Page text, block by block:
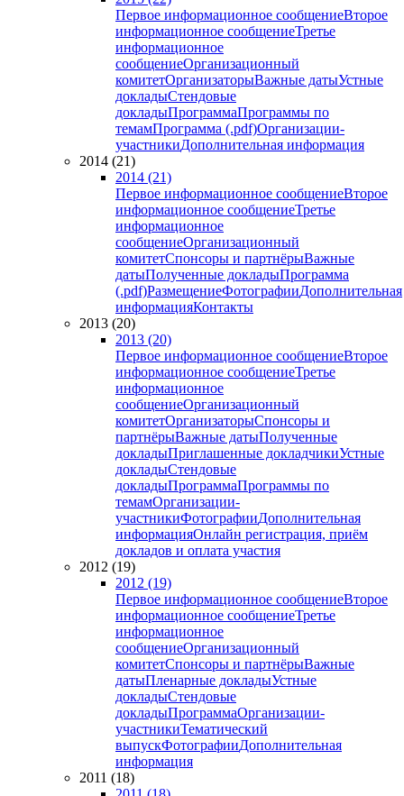
Первое информационное сообщениеВторое
информационное сообщениеТретье
информационное
сообщениеОрганизационный
комитетОрганизаторыВажные датыУстные
докладыСтендовые
докладыПрограммаПрограммы по
темамПрограмма (.pdf)Организации-
участникиДополнительная информация
2014 (21)
2014 (21)
Первое информационное сообщениеВторое
информационное сообщениеТретье
информационное
сообщениеОрганизационный
комитетСпонсоры и партнёрыВажные
датыПолученные докладыПрограмма
(.pdf)РазмещениеФотографииДополнительная
информацияКонтакты
2013 (20)
2013 (20)
Первое информационное сообщениеВторое
информационное сообщениеТретье
информационное
сообщениеОрганизационный
комитетОрганизаторыСпонсоры и
партнёрыВажные датыПолученные
докладыПриглашенные докладчикиУстные
докладыСтендовые
докладыПрограммаПрограммы по
темамОрганизации-
участникиФотографииДополнительная
информацияОнлайн регистрация, приём
докладов и оплата участия
2012 (19)
2012 (19)
Первое информационное сообщениеВторое
информационное сообщениеТретье
информационное
сообщениеОрганизационный
комитетСпонсоры и партнёрыВажные
датыПленарные докладыУстные
докладыСтендовые
докладыПрограммаОрганизации-
участникиТематический
выпускФотографииДополнительная
информация
2011 (18)